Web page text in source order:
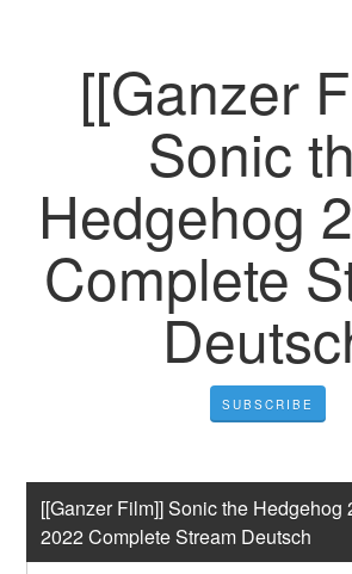
[[Ganzer
Sonic
Hedgehog
Complete
SUBSCRIBE
[[Ganzer Film]] Sonic the Hedgehog
2022 Complete Stream Deutsch